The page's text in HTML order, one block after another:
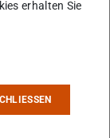
für
erhalten Sie